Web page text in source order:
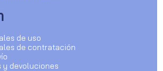
de uso
de contratación
y devoluciones